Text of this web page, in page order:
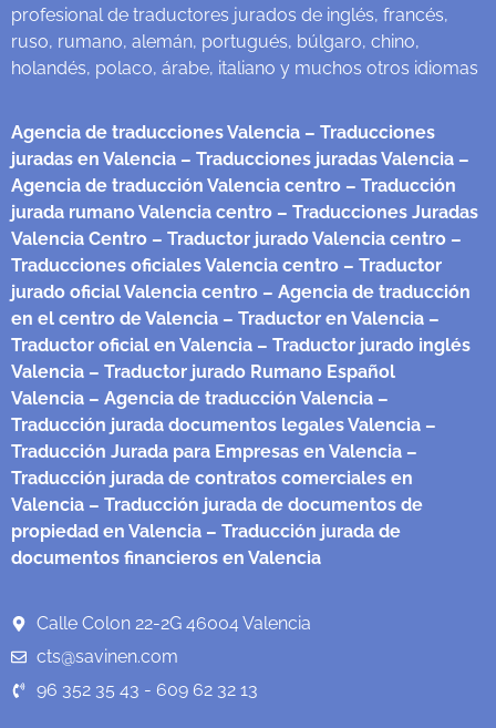
profesional de traductores jurados de inglés, francés,
ruso, rumano, alemán, portugués, búlgaro, chino,
holandés, polaco, árabe, italiano y muchos otros idiomas
Agencia de traducciones Valencia – Traducciones
juradas en Valencia – Traducciones juradas Valencia –
Agencia de traducción Valencia centro – Traducción
jurada rumano Valencia centro – Traducciones Juradas
Valencia Centro – Traductor jurado Valencia centro –
Traducciones oficiales Valencia centro – Traductor
jurado oficial Valencia centro – Agencia de traducción
en el centro de Valencia – Traductor en Valencia –
Traductor oficial en Valencia – Traductor jurado inglés
Valencia – Traductor jurado Rumano Español
Valencia – Agencia de traducción Valencia –
Traducción jurada documentos legales Valencia –
Traducción Jurada para Empresas en Valencia –
Traducción jurada de contratos comerciales en
Valencia – Traducción jurada de documentos de
propiedad en Valencia – Traducción jurada de
documentos financieros en Valencia
Calle Colon 22-2G 46004 Valencia
cts@savinen.com
96 352 35 43 - 609 62 32 13